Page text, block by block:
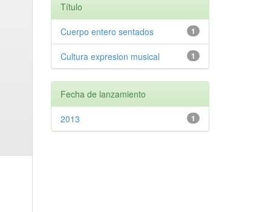
Título
1
Cuerpo entero sentados
1
Cultura expresion musical
Fecha de lanzamiento
1
2013